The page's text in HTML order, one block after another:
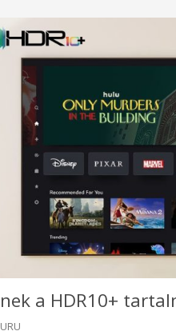
a HDR10+